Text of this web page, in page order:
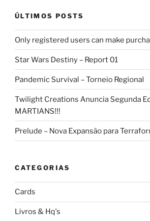
ÚLTIMOS POSTS
Only registered users can make
Star Wars Destiny – Report 01
Pandemic Survival – Torneio Regional
Twilight Creations Anuncia Segunda
MARTIANS!!!
Prelude – Nova Expansão para
CATEGORIAS
Cards
Livros & Hq's